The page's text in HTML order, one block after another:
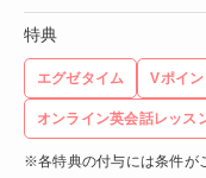
特典
エグゼタイム Vポイ
オンライン英会話レッス
※各特典の付与には条件が